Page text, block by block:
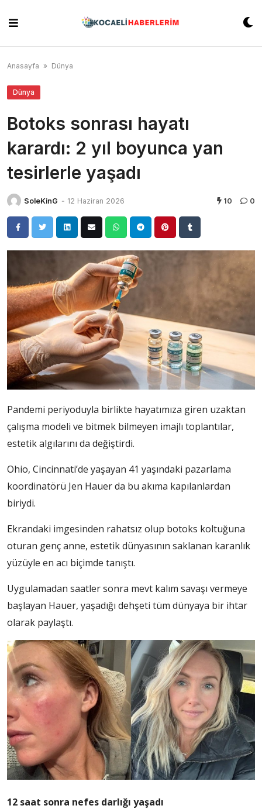
content
Anasayfa » Dünya
Dünya
Botoks sonrası hayatı
karardı: 2 yıl boyunca yan
tesirlerle yaşadı
SoleKinG - 12 Haziran 2026 10 0
Pandemi periyoduyla birlikte hayatımıza giren uzaktan
çalışma modeli ve bitmek bilmeyen imajlı toplantılar,
estetik algılarını da değiştirdi.
Ohio, Cincinnati’de yaşayan 41 yaşındaki pazarlama
koordinatörü Jen Hauer da bu akıma kapılanlardan
biriydi.
Ekrandaki imgesinden rahatsız olup botoks koltuğuna
oturan genç anne, estetik dünyasının saklanan karanlık
yüzüyle en acı biçimde tanıştı.
Uygulamadan saatler sonra mevt kalım savaşı vermeye
başlayan Hauer, yaşadığı dehşeti tüm dünyaya bir ihtar
olarak paylaştı.
12 saat sonra nefes darlığı yaşadı